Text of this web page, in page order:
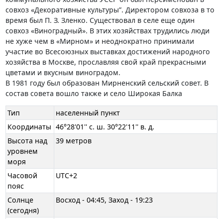
совхоз «Декоративные культуры”. Директором совхоза в то
время был П. З. Зленко. Существовал в селе еще один
совхоз «Виноградный». В этих хозяйствах трудились люди
не хуже чем в «Мирном» и неоднократно принимали
участие во Всесоюзных выставках достижений народного
хозяйства в Москве, прославляя свой край прекрасными
цветами и вкусным виноградом.
В 1981 году был образован Мирненский сельский совет. В
состав совета вошло также и село Широкая Балка
Тип
населенный пункт
Координаты 46°28'01'' с. ш. 30°22'11'' в. д.
Высота над
уровнем
моря
39 метров
Часовой
пояс
UTC+2
Солнце
(сегодня)
Восход - 04:45, Заход - 19:23